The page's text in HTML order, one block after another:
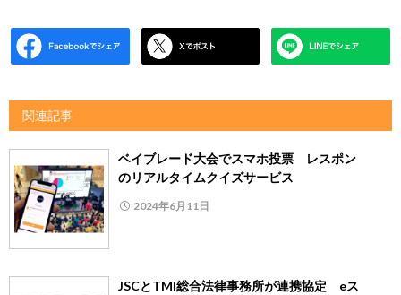
関連記事
ベイブレード大会でスマホ投票 レスポン
のリアルタイムクイズサービス
2024年6月11日
JSCとTMI総合法律事務所が連携協定 eス